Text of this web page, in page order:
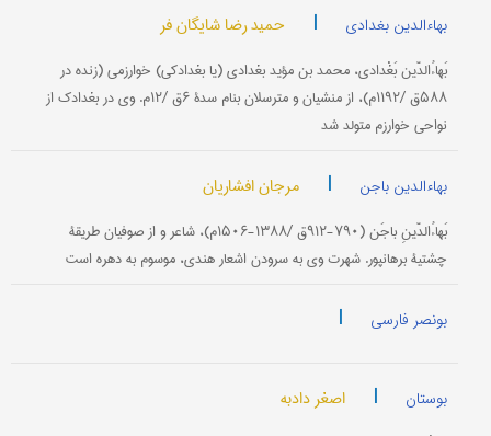
بهاءالدین بغدادی | حمید رضا شایگان فر
بَهاءُالدّین‌ بَغْدادی‌، محمد بن‌ مؤید بغدادی ‌(یا بغدادكی‌) خوارزمی‌ (زنده‌ در
۵۸۸ق‌ /۱۱۹۲م‌)، از منشیان و مترسلان بنام‌ سدۀ ۶ق‌ /۱۲م‌. وی‌ در بغدادك‌ از
نواحی‌ خوارزم‌ متولد شد
بهاءالدین باجن | مرجان افشاریان
بَهاءُالدّینِ باجَن‌ (۷۹۰-۹۱۲ق‌ /۱۳۸۸-۱۵۰۶م‌)، شاعر و از صوفیان‌ طریقۀ
چشتیۀ برهانپور. شهرت وی به‌ سرودن اشعار هندی‌، موسوم‌ به‌ دهره‌ است‌
بونصر فارسی |
بوستان | اصغر دادبه